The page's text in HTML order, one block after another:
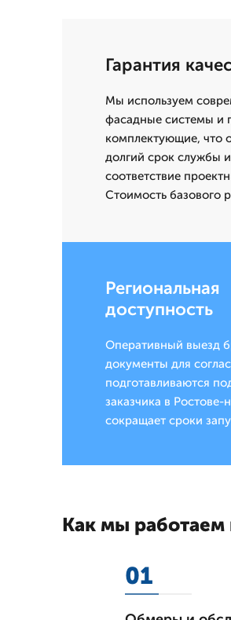
Гарантия
Мы используем
фасадные системы и
комплектующие, что
долгий срок службы
соответствие
Стоимость базового
Региональная
доступность
Оперативный выезд
документы для
подготавливаются
заказчика в Ростове-
сокращает сроки
Как мы работаем
01